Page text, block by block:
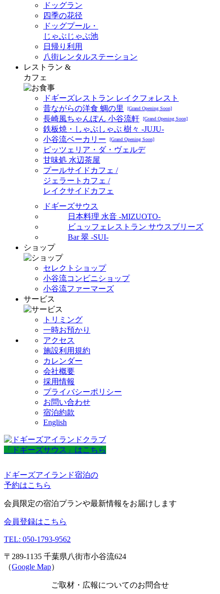
ドッグラン
四季の花径
ドッグプール・
じゃぶじゃぶ池
日帰り利用
八街レンタルステーション
レストラン &
カフェ
ドギーズレストラン レイクフォレスト
昔ながらの洋食 蜩の里
[Grand Opening Soon]
長崎風ちゃんぽん 小谷流軒 [Grand Opening Soon]
鉄板焼・しゃぶしゃぶ 樹々 -JUJU-
小谷流ベーカリー
[Grand Opening Soon]
ピッツェリア・ダ・ヴェルデ
甘味処 水辺茶屋
プールサイドカフェ /
ジェラートカフェ /
レイクサイドカフェ
ドギーズサウス
日本料理 水音 -MIZUOTO-
ビュッフェレストラン サウスブリーズ
Bar 翠 -SUI-
ショップ
セレクトショップ
小谷流コンビニショップ
小谷流ファーマーズ
サービス
トリミング
一時お預かり
アクセス
施設利用規約
カレンダー
会社概要
採用情報
プライバシーポリシー
お問い合わせ
宿泊約款
English
「ドギーズサウス」はこちら
ドギーズアイランド宿泊の
予約はこちら
会員限定の宿泊プランや最新情報をお届けします
会員登録はこちら
TEL: 050-1793-9562
〒289-1135 千葉県八街市小谷流624
（Google Map）
ご取材・広報についてのお問合せ